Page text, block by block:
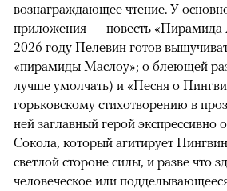
вознаграждающее чтение. У
приложения — повесть «Пирамида
2026 году Пелевин готов
«пирамиды Маслоу»; о блеющей
лучше умолчать) и «Песня о
горьковскому стихотворению в
ней заглавный герой экспрессивно
Сокола, который агитирует
светлой стороне силы, и разве что
человеческое или